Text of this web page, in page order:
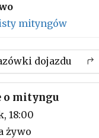
mityngów
dojazdu
o mityngu
18:00
żywo